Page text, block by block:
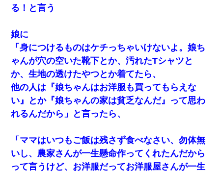
る！と言う
娘に
「身につけるものはケチっちゃいけないよ。娘ち
ゃんが穴の空いた靴下とか、汚れたTシャツと
か、生地の透けたやつとか着てたら、
他の人は『娘ちゃんはお洋服も買ってもらえな
い』とか『娘ちゃんの家は貧乏なんだ』って思わ
れるんだから」と言ったら、
「ママはいつもご飯は残さず食べなさい、勿体無
いし、農家さんが一生懸命作ってくれたんだから
って言うけど、お洋服だってお洋服屋さんが一生